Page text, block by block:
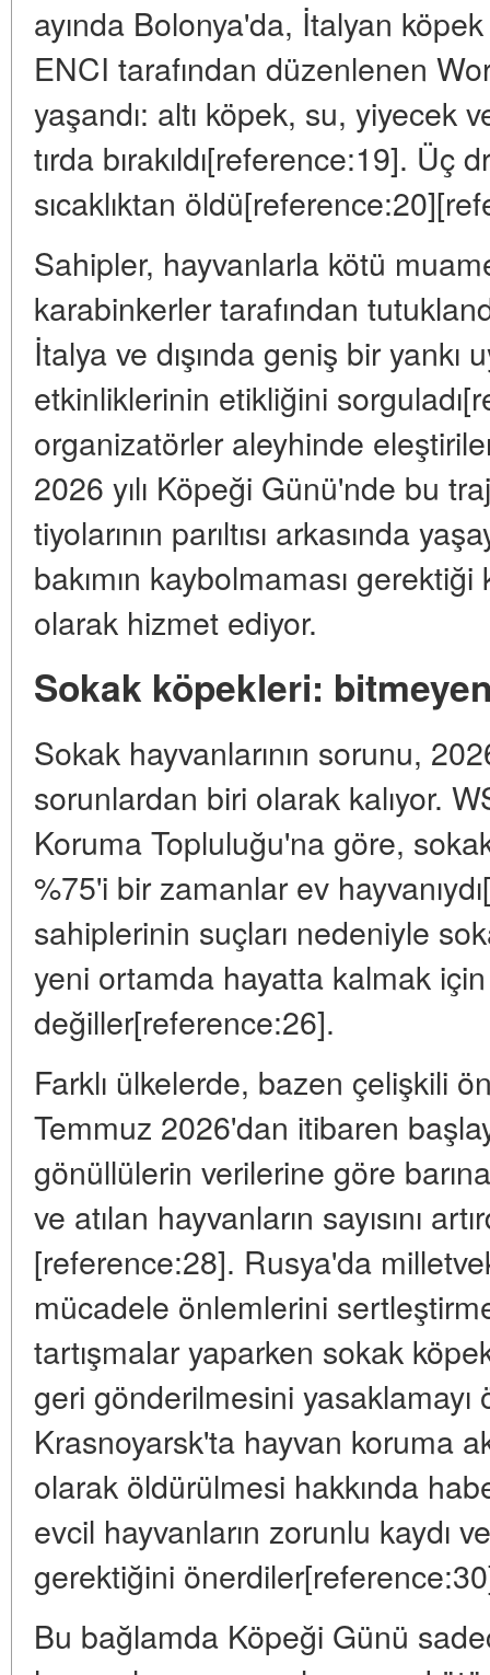
ayında Bolonya'da, İtalyan
ENCI tarafından düzenlenen
yaşandı: altı köpek, su, yiyecek
tırda bırakıldı[reference:19]. Üç
sıcaklıktan
Sahipler, hayvanlarla kötü
karabinkerler tarafından
İtalya ve dışında geniş bir yankı
etkinliklerinin etikliğini
organizatörler aleyhinde
2026 yılı Köpeği Günü'nde bu
tiyolarının parıltısı arkasında
bakımın kaybolmaması
olarak hizmet ediyor.
Sokak köpekleri:
Sokak hayvanlarının sorunu,
sorunlardan biri olarak kalıyor.
Koruma Topluluğu'na göre,
%75'i bir zamanlar ev
sahiplerinin suçları nedeniyle
yeni ortamda hayatta kalmak
değiller[reference:26].
Farklı ülkelerde, bazen çelişkili
Temmuz 2026'dan itibaren
gönüllülerin verilerine göre
ve atılan hayvanların sayısını
[reference:28]. Rusya'da
mücadele önlemlerini
tartışmalar yaparken sokak
geri gönderilmesini
Krasnoyarsk'ta hayvan koruma
olarak öldürülmesi hakkında
evcil hayvanların zorunlu kaydı
gerektiğini
Bu bağlamda Köpeği Günü